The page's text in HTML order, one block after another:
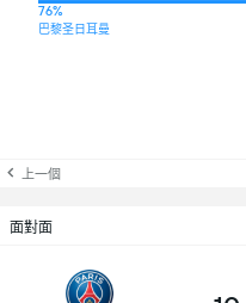
76%
巴黎圣日耳曼
上一個
面對面